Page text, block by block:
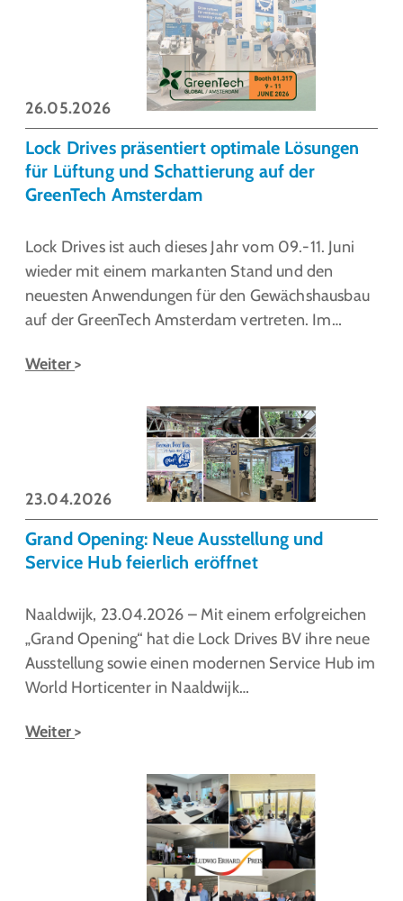
Lock Drives präsentiert optimale Lösungen
für Lüftung und Schattierung auf der
GreenTech Amsterdam
Lock Drives ist auch dieses Jahr vom 09.-11. Juni
wieder mit einem markanten Stand und den
neuesten Anwendungen für den Gewächshausbau
auf der GreenTech Amsterdam vertreten. Im…
Weiter
26.05.2026
Grand Opening: Neue Ausstellung und
Service Hub feierlich eröffnet
Naaldwijk, 23.04.2026 – Mit einem erfolgreichen
„Grand Opening“ hat die Lock Drives BV ihre neue
Ausstellung sowie einen modernen Service Hub im
World Horticenter in Naaldwijk…
Weiter
23.04.2026